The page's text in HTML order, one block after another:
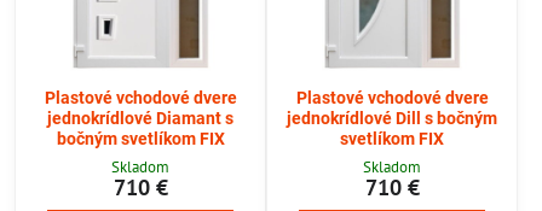
Plastové vchodové dvere
jednokrídlové Diamant s
bočným svetlíkom FIX
Skladom
710 €
Plastové vchodové dvere
jednokrídlové Dill s bočným
svetlíkom FIX
Skladom
710 €